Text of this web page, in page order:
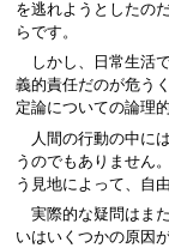
を逃れようとしたの
らです。
しかし、日常生活
義的責任だのが危う
定論についての論理
人間の行動の中に
うのでもありません
う見地によって、自
実際的な疑問はま
いはいくつかの原因